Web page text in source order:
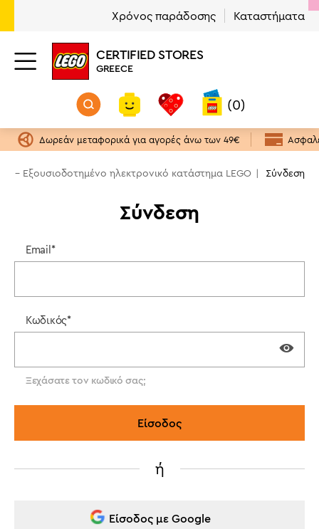
Χρόνος παράδοσης Καταστήματα
CERTIFIED STORES
GREECE
(0)
Δωρεάν μεταφορικά για αγορές άνω των 49€
- Εξουσιοδοτημένο ηλεκτρονικό κατάστημα LEGO Σύνδεση
Σύνδεση
Email*
Κωδικός*
Ξεχάσατε τον κωδικό σας;
ή
Είσοδος με Google